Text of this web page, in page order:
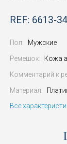
REF: 6613-
Пол: Мужские
Ремешок: Кожа
Комментарий к
Материал:
Все